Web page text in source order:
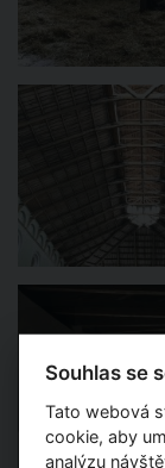
Souhlas se
Tato webová
cookie, aby
analýzu